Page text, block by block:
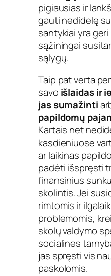
pigiausias ir
gauti nedidelę
santykiai yra
sąžiningai
sąlygų.
Taip pat verta
savo išlaidas ir
jas sumažinti
papildomų
Kartais net
kasdieniuose
ar laikinas
padėti išspręsti
finansinius
skolintis. Jei
rimtomis ir
problemomis,
skolų valdymo
socialines
jas spręsti vis
paskolomis.